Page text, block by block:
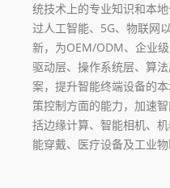
统技术上的专业知识和本
过人工智能、5G、物联网
新，为OEM/ODM、企业
驱动层、操作系统层、算
案，提升智能终端设备的
策控制方面的能力，加速
括边缘计算、智能相机、
能穿戴、医疗设备及工业物